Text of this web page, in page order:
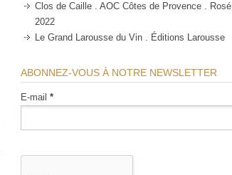
Clos de Caille . AOC Côtes de Provence . Rosé
2022
Le Grand Larousse du Vin . Éditions Larousse
ABONNEZ-VOUS À NOTRE NEWSLETTER
E-mail *